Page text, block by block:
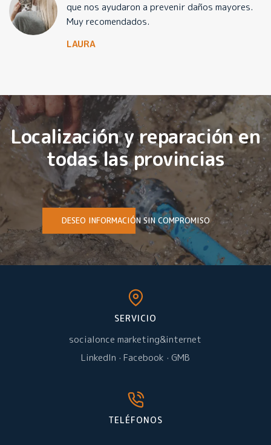
que nos ayudaron a prevenir daños mayores.
Muy recomendados.
LAURA
Localización y reparación en
todas las provincias
DESEO INFORMACIÓN SIN COMPROMISO
SERVICIO
socialonce marketing&internet
LinkedIn · Facebook · GMB
TELÉFONOS